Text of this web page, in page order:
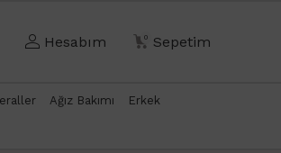
Hesabım 0 Sepetim
Ağız Bakımı Erkek